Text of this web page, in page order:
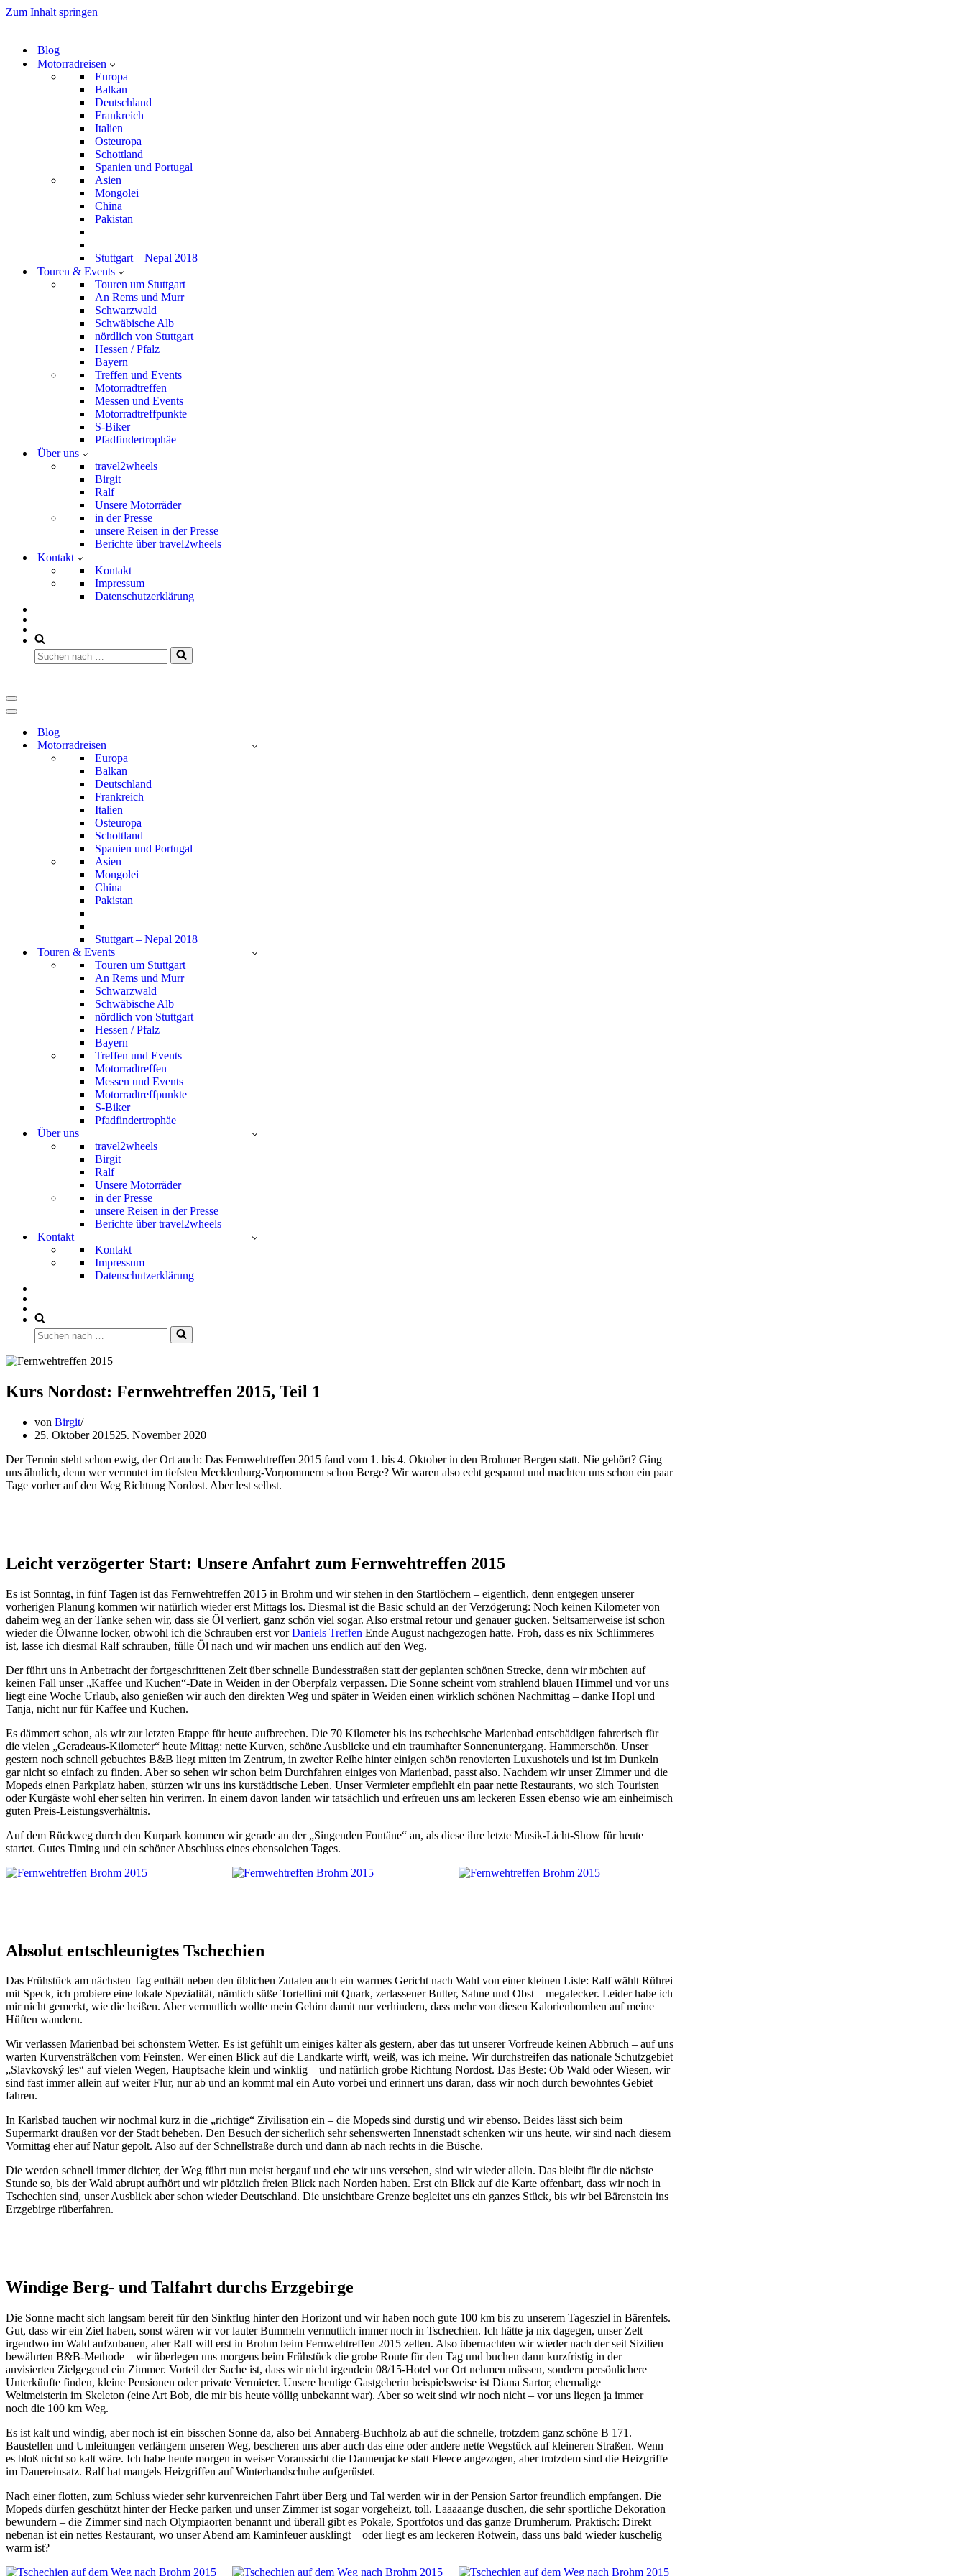
Zum Inhalt springen
Blog
Motorradreisen
Europa
Balkan
Deutschland
Frankreich
Italien
Osteuropa
Schottland
Spanien und Portugal
Asien
Mongolei
China
Pakistan
Stuttgart – Nepal 2018
Touren & Events
Touren um Stuttgart
An Rems und Murr
Schwarzwald
Schwäbische Alb
nördlich von Stuttgart
Hessen / Pfalz
Bayern
Treffen und Events
Motorradtreffen
Messen und Events
Motorradtreffpunkte
S-Biker
Pfadfindertrophäe
Über uns
travel2wheels
Birgit
Ralf
Unsere Motorräder
in der Presse
unsere Reisen in der Presse
Berichte über travel2wheels
Kontakt
Kontakt
Impressum
Datenschutzerklärung
Suchen
nach …
Navigationsmenü
Navigationsmenü
Blog
Motorradreisen
Europa
Balkan
Deutschland
Frankreich
Italien
Osteuropa
Schottland
Spanien und Portugal
Asien
Mongolei
China
Pakistan
Stuttgart – Nepal 2018
Touren & Events
Touren um Stuttgart
An Rems und Murr
Schwarzwald
Schwäbische Alb
nördlich von Stuttgart
Hessen / Pfalz
Bayern
Treffen und Events
Motorradtreffen
Messen und Events
Motorradtreffpunkte
S-Biker
Pfadfindertrophäe
Über uns
travel2wheels
Birgit
Ralf
Unsere Motorräder
in der Presse
unsere Reisen in der Presse
Berichte über travel2wheels
Kontakt
Kontakt
Impressum
Datenschutzerklärung
Suchen
nach …
Kurs Nordost: Fernwehtreffen 2015, Teil 1
von Birgit
25. Oktober 201525. November 2020
Der Termin steht schon ewig, der Ort auch: Das Fernwehtreffen 2015 fand vom 1. bis 4. Oktober in den Brohmer Bergen statt. Nie gehört? Ging
uns ähnlich, denn wer vermutet im tiefsten Mecklenburg-Vorpommern schon Berge? Wir waren also echt gespannt und machten uns schon ein paar
Tage vorher auf den Weg Richtung Nordost. Aber lest selbst.
Leicht verzögerter Start: Unsere Anfahrt zum Fernwehtreffen 2015
Es ist Sonntag, in fünf Tagen ist das Fernwehtreffen 2015 in Brohm und wir stehen in den Startlöchern – eigentlich, denn entgegen unserer
vorherigen Planung kommen wir natürlich wieder erst Mittags los. Diesmal ist die Basic schuld an der Verzögerung: Noch keinen Kilometer von
daheim weg an der Tanke sehen wir, dass sie Öl verliert, ganz schön viel sogar. Also erstmal retour und genauer gucken. Seltsamerweise ist schon
wieder die Ölwanne locker, obwohl ich die Schrauben erst vorDaniels Treffen Ende August nachgezogen hatte. Froh, dass es nix Schlimmeres
ist, lasse ich diesmal Ralf schrauben, fülle Öl nach und wir machen uns endlich auf den Weg.
Der führt uns in Anbetracht der fortgeschrittenen Zeit über schnelle Bundesstraßen statt der geplanten schönen Strecke, denn wir möchten auf
keinen Fall unser „Kaffee und Kuchen“-Date in Weiden in der Oberpfalz verpassen. Die Sonne scheint vom strahlend blauen Himmel und vor uns
liegt eine Woche Urlaub, also genießen wir auch den direkten Weg und später in Weiden einen wirklich schönen Nachmittag – danke Hopl und
Tanja, nicht nur für Kaffee und Kuchen.
Es dämmert schon, als wir zur letzten Etappe für heute aufbrechen. Die 70 Kilometer bis ins tschechische Marienbad entschädigen fahrerisch für
die vielen „Geradeaus-Kilometer“ heute Mittag: nette Kurven, schöne Ausblicke und ein traumhafter Sonnenuntergang. Hammerschön. Unser
gestern noch schnell gebuchtes B&B liegt mitten im Zentrum, in zweiter Reihe hinter einigen schön renovierten Luxushotels und ist im Dunkeln
gar nicht so einfach zu finden. Aber so sehen wir schon beim Durchfahren einiges von Marienbad, passt also. Nachdem wir unser Zimmer und die
Mopeds einen Parkplatz haben, stürzen wir uns ins kurstädtische Leben. Unser Vermieter empfiehlt ein paar nette Restaurants, wo sich Touristen
oder Kurgäste wohl eher selten hin verirren. In einem davon landen wir tatsächlich und erfreuen uns am leckeren Essen ebenso wie am einheimisch
guten Preis-Leistungsverhältnis.
Auf dem Rückweg durch den Kurpark kommen wir gerade an der „Singenden Fontäne“ an, als diese ihre letzte Musik-Licht-Show für heute
startet. Gutes Timing und ein schöner Abschluss eines ebensolchen Tages.
Absolut entschleunigtes Tschechien
Das Frühstück am nächsten Tag enthält neben den üblichen Zutaten auch ein warmes Gericht nach Wahl von einer kleinen Liste: Ralf wählt Rührei
mit Speck, ich probiere eine lokale Spezialität, nämlich süße Tortellini mit Quark, zerlassener Butter, Sahne und Obst – megalecker. Leider habe ich
mir nicht gemerkt, wie die heißen. Aber vermutlich wollte mein Gehirn damit nur verhindern, dass mehr von diesen Kalorienbomben auf meine
Hüften wandern.
Wir verlassen Marienbad bei schönstem Wetter. Es ist gefühlt um einiges kälter als gestern, aber das tut unserer Vorfreude keinen Abbruch – auf uns
warten Kurvensträßchen vom Feinsten. Wer einen Blick auf die Landkarte wirft, weiß, was ich meine. Wir durchstreifen das nationale Schutzgebiet
„Slavkovský les“ auf vielen Wegen, Hauptsache klein und winklig – und natürlich grobe Richtung Nordost. Das Beste: Ob Wald oder Wiesen, wir
sind fast immer allein auf weiter Flur, nur ab und an kommt mal ein Auto vorbei und erinnert uns daran, dass wir noch durch bewohntes Gebiet
fahren.
In Karlsbad tauchen wir nochmal kurz in die „richtige“ Zivilisation ein – die Mopeds sind durstig und wir ebenso. Beides lässt sich beim
Supermarkt draußen vor der Stadt beheben. Den Besuch der sicherlich sehr sehenswerten Innenstadt schenken wir uns heute, wir sind nach diesem
Vormittag eher auf Natur gepolt. Also auf der Schnellstraße durch und dann ab nach rechts in die Büsche.
Die werden schnell immer dichter, der Weg führt nun meist bergauf und ehe wir uns versehen, sind wir wieder allein. Das bleibt für die nächste
Stunde so, bis der Wald abrupt aufhört und wir plötzlich freien Blick nach Norden haben. Erst ein Blick auf die Karte offenbart, dass wir noch in
Tschechien sind, unser Ausblick aber schon wieder Deutschland. Die unsichtbare Grenze begleitet uns ein ganzes Stück, bis wir bei Bärenstein ins
Erzgebirge rüberfahren.
Windige Berg- und Talfahrt durchs Erzgebirge
Die Sonne macht sich langsam bereit für den Sinkflug hinter den Horizont und wir haben noch gute 100 km bis zu unserem Tagesziel in Bärenfels.
Gut, dass wir ein Ziel haben, sonst wären wir vor lauter Bummeln vermutlich immer noch in Tschechien. Ich hätte ja nix dagegen, unser Zelt
irgendwo im Wald aufzubauen, aber Ralf will erst in Brohm beim Fernwehtreffen 2015 zelten. Also übernachten wir wieder nach der seit Sizilien
bewährten B&B-Methode – wir überlegen uns morgens beim Frühstück die grobe Route für den Tag und buchen dann kurzfristig in der
anvisierten Zielgegend ein Zimmer. Vorteil der Sache ist, dass wir nicht irgendein 08/15-Hotel vor Ort nehmen müssen, sondern persönlichere
Unterkünfte finden, kleine Pensionen oder private Vermieter. Unsere heutige Gastgeberin beispielsweise ist Diana Sartor, ehemalige
Weltmeisterin im Skeleton (eine Art Bob, die mir bis heute völlig unbekannt war). Aber so weit sind wir noch nicht – vor uns liegen ja immer
noch die 100 km Weg.
Es ist kalt und windig, aber noch ist ein bisschen Sonne da, also bei Annaberg-Buchholz ab auf die schnelle, trotzdem ganz schöne B 171.
Baustellen und Umleitungen verlängern unseren Weg, bescheren uns aber auch das eine oder andere nette Wegstück auf kleineren Straßen. Wenn
es bloß nicht so kalt wäre. Ich habe heute morgen in weiser Voraussicht die Daunenjacke statt Fleece angezogen, aber trotzdem sind die Heizgriffe
im Dauereinsatz. Ralf hat mangels Heizgriffen auf Winterhandschuhe aufgerüstet.
Nach einer flotten, zum Schluss wieder sehr kurvenreichen Fahrt über Berg und Tal werden wir in der Pension Sartor freundlich empfangen. Die
Mopeds dürfen geschützt hinter der Hecke parken und unser Zimmer ist sogar vorgeheizt, toll. Laaaaange duschen, die sehr sportliche Dekoration
bewundern – die Zimmer sind nach Olympiaorten benannt und überall gibt es Pokale, Sportfotos und das ganze Drumherum. Praktisch: Direkt
nebenan ist ein nettes Restaurant, wo unser Abend am Kaminfeuer ausklingt – oder liegt es am leckeren Rotwein, dass uns bald wieder kuschelig
warm ist?